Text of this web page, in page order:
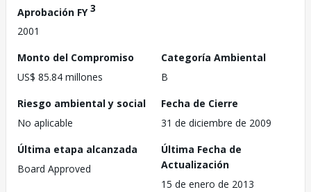
Aprobación FY3
2001
Monto del Compromiso
US$ 85.84 millones
Categoría Ambiental
B
Riesgo ambiental y social
No aplicable
Fecha de Cierre
31 de diciembre de 2009
Última etapa alcanzada
Board Approved
Última Fecha de
Actualización
15 de enero de 2013